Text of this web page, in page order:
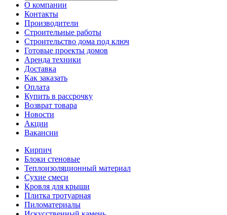
О компании
Контакты
Производители
Строительные работы
Строительство дома под ключ
Готовые проекты домов
Аренда техники
Доставка
Как заказать
Оплата
Купить в рассрочку
Возврат товара
Новости
Акции
Вакансии
Кирпич
Блоки стеновые
Теплоизоляционный материал
Сухие смеси
Кровля для крыши
Плитка тротуарная
Пиломатериалы